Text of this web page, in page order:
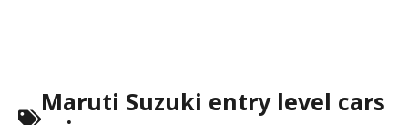
Maruti Suzuki entry level cars